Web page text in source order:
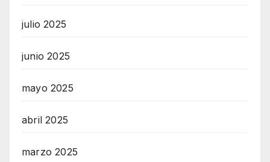
julio 2025
junio 2025
mayo 2025
abril 2025
marzo 2025